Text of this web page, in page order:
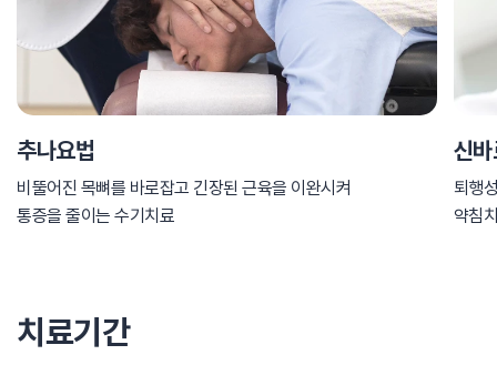
추나요법
비뚤어진 목뼈를 바로잡고 긴장된 근육을 이완시켜
통증을 줄이는 수기치료
신바
퇴행
약침
치료기간